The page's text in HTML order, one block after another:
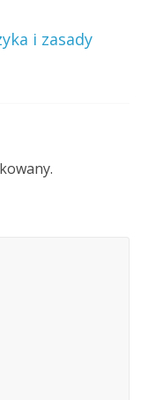
i zasady